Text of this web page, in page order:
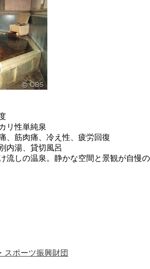
リ性単純泉
、筋肉痛、冷え性、疲労回復
内湯、貸切風呂
流しの温泉。静かな空間と景観が自慢の
スポーツ振興財団